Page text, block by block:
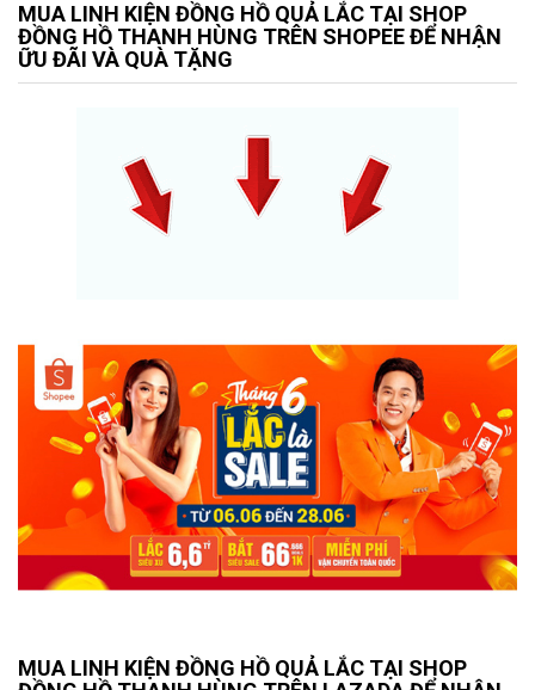
MUA LINH KIỆN ĐỒNG HỒ QUẢ LẮC TẠI SHOP
ĐỒNG HỒ THANH HÙNG TRÊN SHOPEE ĐỂ NHẬN
ỮU ĐÃI VÀ QUÀ TẶNG
MUA LINH KIỆN ĐỒNG HỒ QUẢ LẮC TẠI SHOP